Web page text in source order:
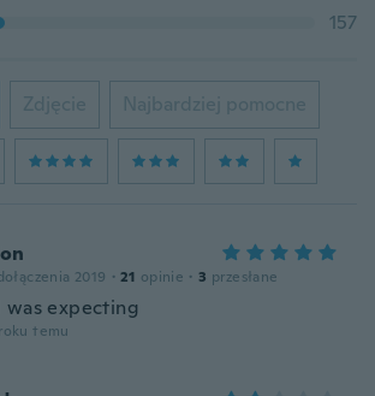
157
Zdjęcie Najbardziej pomocne
2019 · 21 opinie · 3 przesłane
was expecting
temu